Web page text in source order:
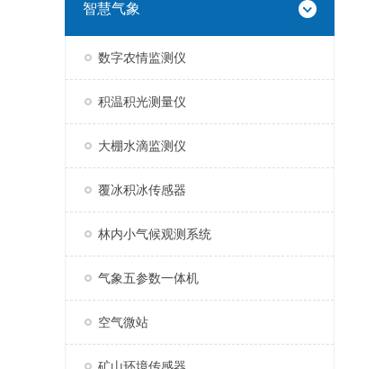
智慧气象
数字农情监测仪
积温积光测量仪
大棚水滴监测仪
覆冰积冰传感器
林内小气候观测系统
气象五参数一体机
空气微站